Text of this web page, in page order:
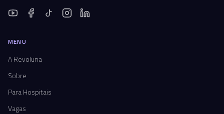
MENU
A Revoluna
Sobre
Para Hospitais
Vagas